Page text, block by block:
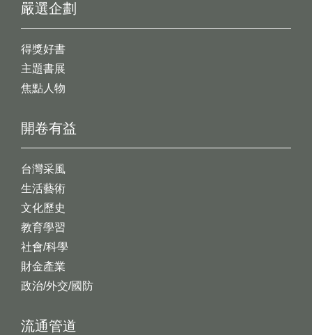
開卷有益
台灣采風
生活藝術
文化歷史
教育學習
社會/科學
財金產業
政治/外交/國防
嚴選企劃
得獎好書
主題書展
焦點人物
流通管道